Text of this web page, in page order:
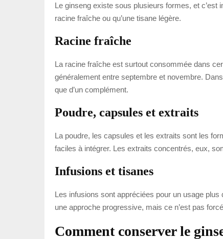
Le ginseng existe sous plusieurs formes, et c’est
racine fraîche ou qu’une tisane légère.
Racine fraîche
La racine fraîche est surtout consommée dans
généralement entre septembre et novembre.
que d’un complément.
Poudre, capsules et extraits
La poudre, les capsules et les extraits sont les
faciles à intégrer. Les extraits concentrés, eux,
Infusions et tisanes
Les infusions sont appréciées pour un usage plus
une approche progressive, mais ce n’est pas
Comment conserver le